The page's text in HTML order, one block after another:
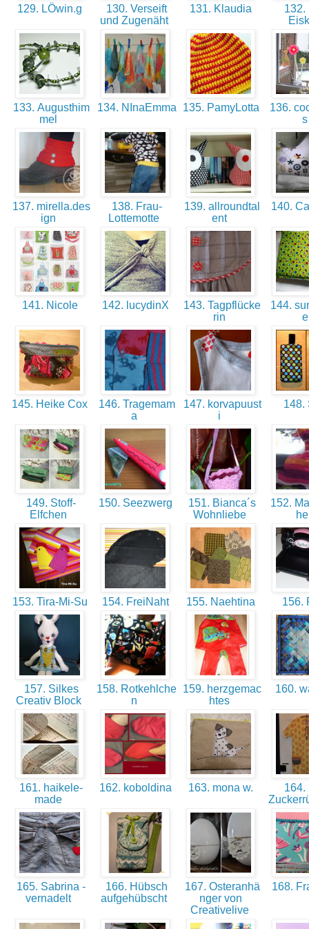
129. LÖwin.g
130. Verseift
und Zugenäht
131. Klaudia
132.
133. Augusthim
mel
134. NInaEmma 135. PamyLotta
136.
137. mirella.des
ign
138. Frau-
Lottemotte
139. allroundtal
ent
140.
141. Nicole 142. lucydinX
143. Tagpflücke
rin
144.
145. Heike Cox
146. Tragemam
a
147. korvapuust
i
148.
149. Stoff-
Elfchen
150. Seezwerg
151. Bianca´s
Wohnliebe
152.
153. Tira-Mi-Su 154. FreiNaht 155. Naehtina 156.
157. Silkes
Creativ Block
158. Rotkehlche
n
159. herzgemac
htes
160.
161. haikele-
made
162. koboldina 163. mona w.
164.
165. Sabrina -
vernadelt
166. Hübsch
aufgehübscht
167. Osteranhä
nger von
Creativelive
168.